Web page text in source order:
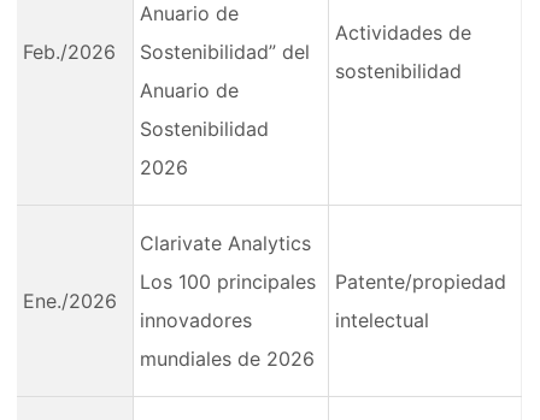
Feb./2026
Anuario de
Sostenibilidad” del
Anuario de
Sostenibilidad
2026
Actividades de
sostenibilidad
Ene./2026
Clarivate Analytics
Los 100 principales
innovadores
mundiales de 2026
Patente/propiedad
intelectual